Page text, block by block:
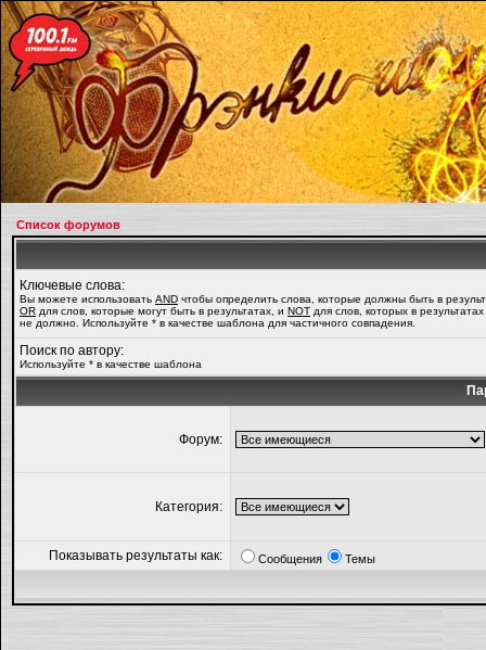
Список форумов
Ключевые слова:
Вы можете использовать AND чтобы определить слова, которые должны быть в
OR для слов, которые могут быть в результатах, и NOT для слов, которых в
не должно. Используйте * в качестве шаблона для частичного совпадения.
Поиск по автору:
Используйте * в качестве шаблона
Форум:
Категория:
Показывать результаты как: Сообщения Темы